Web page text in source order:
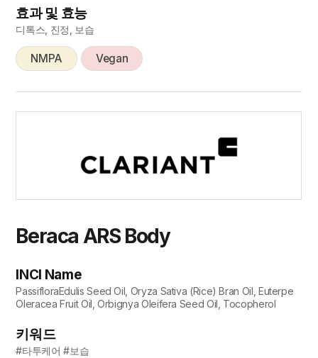
효과 및 효능
디톡스, 진정, 보습
NMPA Vegan
Beraca ARS Body
INCI Name
PassifloraEdulis Seed Oil, Oryza Sativa (Rice) Bran Oil, Euterpe
Oleracea Fruit Oil, Orbignya Oleifera Seed Oil, Tocopherol
키워드
#타투케어 #보습